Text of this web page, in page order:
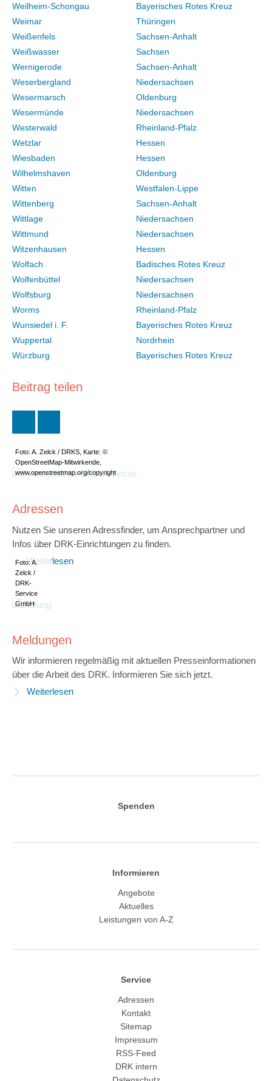
Weilheim-Schongau
Bayerisches Rotes Kreuz
Weimar
Thüringen
Weißenfels
Sachsen-Anhalt
Weißwasser
Sachsen
Wernigerode
Sachsen-Anhalt
Weserbergland
Niedersachsen
Wesermarsch
Oldenburg
Wesermünde
Niedersachsen
Westerwald
Rheinland-Pfalz
Wetzlar
Hessen
Wiesbaden
Hessen
Wilhelmshaven
Oldenburg
Witten
Westfalen-Lippe
Wittenberg
Sachsen-Anhalt
Wittlage
Niedersachsen
Wittmund
Niedersachsen
Witzenhausen
Hessen
Wolfach
Badisches Rotes Kreuz
Wolfenbüttel
Niedersachsen
Wolfsburg
Niedersachsen
Worms
Rheinland-Pfalz
Wunsiedel i. F.
Bayerisches Rotes Kreuz
Wuppertal
Nordrhein
Würzburg
Bayerisches Rotes Kreuz
Beitrag teilen
Foto: A. Zelck / DRKS, Karte: ©
OpenStreetMap-Mitwirkende,
www.openstreetmap.org/copyright
Adressen
Nutzen Sie unseren Adressfinder, um Ansprechpartner und
Infos über DRK-Einrichtungen zu finden.
Weiterlesen
Foto: A.
Zelck /
DRK-
Service
GmbH
Meldungen
Wir informieren regelmäßig mit aktuellen Presseinformationen
über die Arbeit des DRK. Informieren Sie sich jetzt.
Weiterlesen
Spenden
Informieren
Angebote
Aktuelles
Leistungen von A-Z
Service
Adressen
Kontakt
Sitemap
Impressum
RSS-Feed
DRK intern